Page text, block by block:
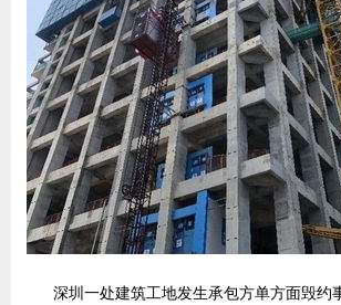
深圳一处建筑工地发生承包方单方面毁约